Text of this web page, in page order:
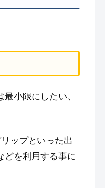
小限にしたい、
ップといった出
どを利用する事に